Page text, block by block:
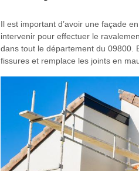
Il est important d’avoir une façade
intervenir pour effectuer le
dans tout le département du 09800.
fissures et remplace les joints en